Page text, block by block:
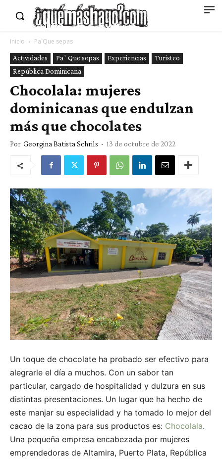
Inicio Pa`Que sepas
Actividades Pa`Que sepas Experiencias
Turisteo
República Dominicana
Chocolala: mujeres
dominicanas que endulzan
más que chocolates
Por Georgina Batista Schrils - 13 de octubre de 2022
Un toque de chocolate ha probado ser efectivo para
alegrarle el día a muchos. Con un sabor tan
particular, cargado de hospitalidad y dulzura en sus
distintas presentaciones. Un lugar que ha hecho de
este manjar su especialidad y ha tomado lo mejor del
cacao de la zona para sus productos es: Chocolala.
Una pequeña empresa encabezada por mujeres
emprendedoras de Altamira, Puerto Plata, República